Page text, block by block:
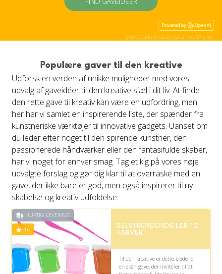
Denne side er beskyttet af reCAPTCHA.
Populære gaver til den kreative
Udforsk en verden af unikke muligheder med vores
udvalg af gaveidéer til den kreative sjæl i dit liv. At finde
den rette gave til kreativ kan være en udfordring, men
her har vi samlet en inspirerende liste, der spænder fra
kunstneriske værktøjer til innovative gadgets. Uanset om
du leder efter noget til den spirende kunstner, den
passionerede håndværker eller den fantasifulde skaber,
har vi noget for enhver smag. Tag et kig på vores nøje
udvalgte forslag og gør dig klar til at overraske med en
gave, der ikke bare er god, men også inspirerer til ny
skabelse og kreativ udfoldelse.
HURTIG LEVERING
4.6 SELVHÆRDENDE LER 12
FARVER
Til den kreative er dette bløde ler
en skøn gave, der inviterer til at